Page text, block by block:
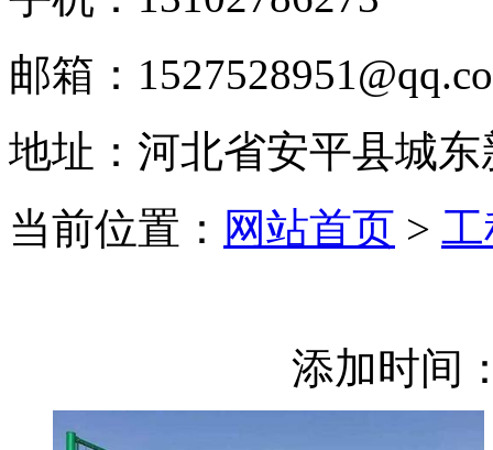
邮箱：
地址：河北省安平县城
当前位置： 网站首页 >
添加时间